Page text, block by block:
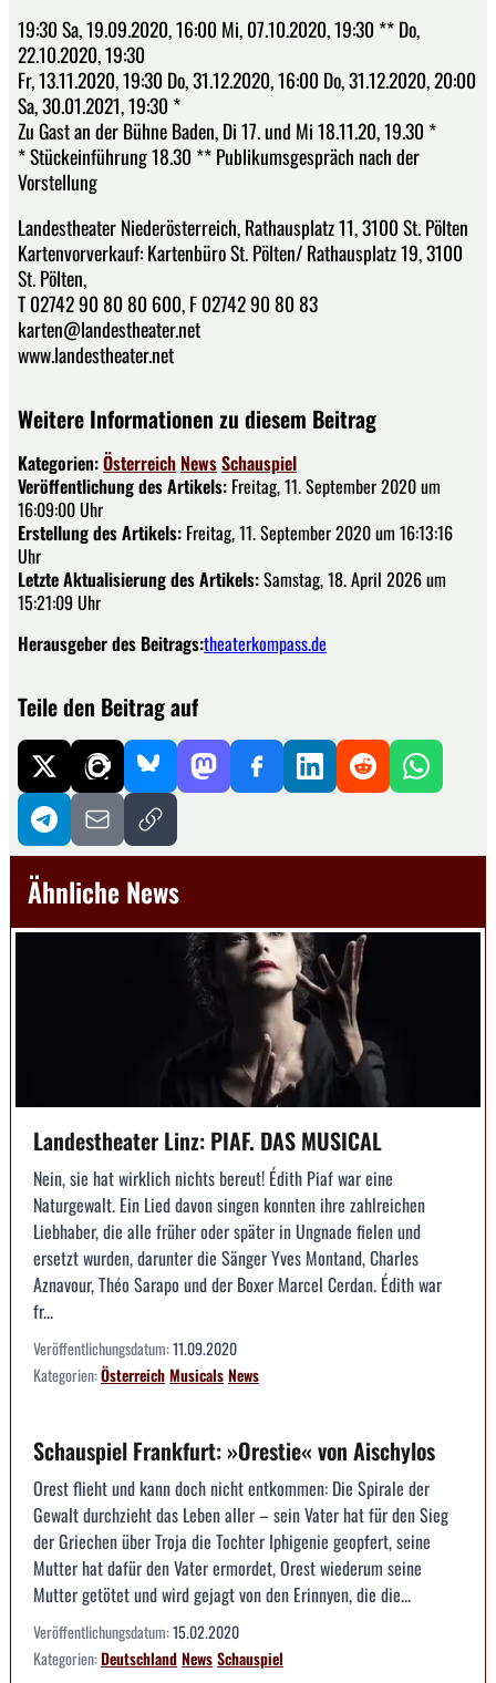
19:30 Sa, 19.09.2020, 16:00 Mi, 07.10.2020, 19:30 ** Do,
22.10.2020, 19:30
Fr, 13.11.2020, 19:30 Do, 31.12.2020, 16:00 Do, 31.12.2020, 20:00
Sa, 30.01.2021, 19:30 *
Zu Gast an der Bühne Baden, Di 17. und Mi 18.11.20, 19.30 *
* Stückeinführung 18.30 ** Publikumsgespräch nach der
Vorstellung
Landestheater Niederösterreich, Rathausplatz 11, 3100 St. Pölten
Kartenvorverkauf: Kartenbüro St. Pölten/ Rathausplatz 19, 3100
St. Pölten,
T 02742 90 80 80 600, F 02742 90 80 83
karten@landestheater.net
www.landestheater.net
Weitere Informationen zu diesem Beitrag
Kategorien:Österreich NewsSchauspiel
Veröffentlichung des Artikels: Freitag, 11. September 2020 um
16:09:00 Uhr
Erstellung des Artikels: Freitag, 11. September 2020 um 16:13:16
Uhr
Letzte Aktualisierung des Artikels:Samstag, 18. April 2026 um
15:21:09 Uhr
Herausgeber des Beitrags:theaterkompass.de
Teile den Beitrag auf
Ähnliche News
Landestheater Linz: PIAF. DAS MUSICAL
Nein, sie hat wirklich nichts bereut! Édith Piaf war eine
Naturgewalt. Ein Lied davon singen konnten ihre zahlreichen
Liebhaber, die alle früher oder später in Ungnade fielen und
ersetzt wurden, darunter die Sänger Yves Montand, Charles
Aznavour, Théo Sarapo und der Boxer Marcel Cerdan. Édith war
fr...
Veröffentlichungsdatum:11.09.2020
Kategorien:ÖsterreichMusicalsNews
Schauspiel Frankfurt: »Orestie« von Aischylos
Orest flieht und kann doch nicht entkommen: Die Spirale der
Gewalt durchzieht das Leben aller – sein Vater hat für den Sieg
der Griechen über Troja die Tochter Iphigenie geopfert, seine
Mutter hat dafür den Vater ermordet, Orest wiederum seine
Mutter getötet und wird gejagt von den Erinnyen, die die...
Veröffentlichungsdatum:15.02.2020
Kategorien:DeutschlandNewsSchauspiel